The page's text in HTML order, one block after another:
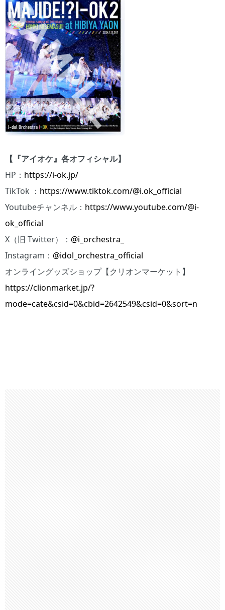
【『アイオケ』各オフィシャル】
HP： https://i-ok.jp/
TikTok ： https://www.tiktok.com/@i.ok_official
Youtubeチャンネル： https://www.youtube.com/@i-
ok_official
X（旧 Twitter）： @i_orchestra_
Instagram： @idol_orchestra_official
オンライングッズショップ【クリオンマーケット】
https://clionmarket.jp/?
mode=cate&csid=0&cbid=2642549&csid=0&sort=n